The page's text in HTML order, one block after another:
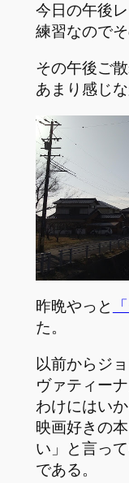
今日の午後
練習なので
その午後ご
あまり感じ
昨晩やっと
た。
以前からジ
ヴァティー
わけにはい
映画好きの
い」と言っ
である。